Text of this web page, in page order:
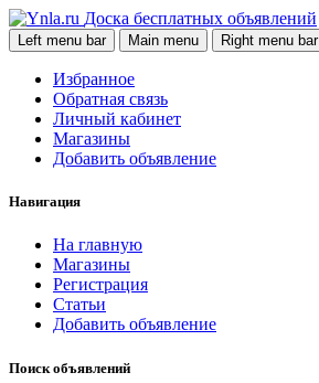
Доска бесплатных объявлений
Left menu bar Main menu Right menu bar
Избранное
Обратная связь
Личный кабинет
Магазины
Добавить объявление
Навигация
На главную
Магазины
Регистрация
Статьи
Добавить объявление
Поиск объявлений